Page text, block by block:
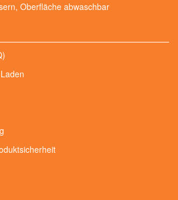
Oberfläche abwaschbar